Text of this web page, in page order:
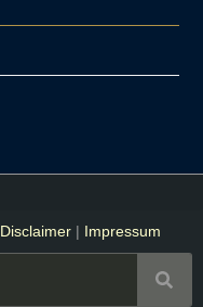
Disclaimer| Impressum